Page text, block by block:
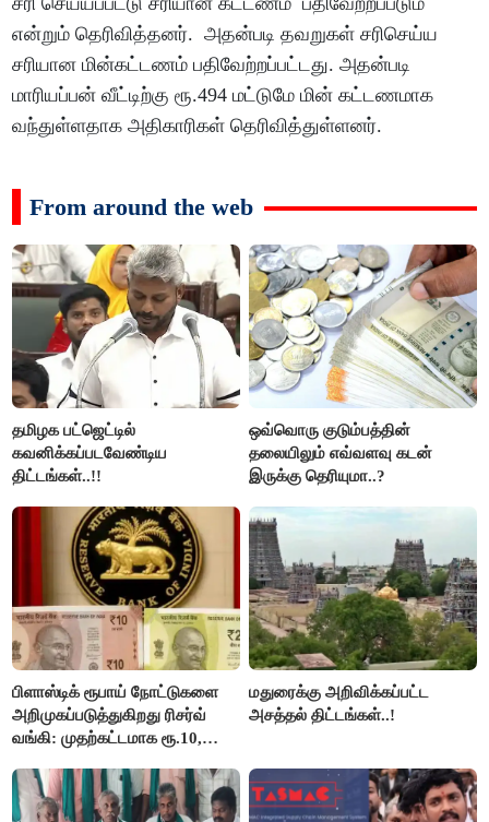
என்றும் தெரிவித்தனர். அதன்படி தவறுகள் சரிசெய்ய
சரியான மின்கட்டணம் பதிவேற்றப்பட்டது. அதன்படி
மாரியப்பன் வீட்டிற்கு ரூ.494 மட்டுமே மின் கட்டணமாக
வந்துள்ளதாக அதிகாரிகள் தெரிவித்துள்ளனர்.
From around the web
தமிழக பட்ஜெட்டில்
கவனிக்கப்படவேண்டிய
திட்டங்கள்..!!
ஒவ்வொரு குடும்பத்தின்
தலையிலும் எவ்வளவு கடன்
இருக்கு தெரியுமா..?
பிளாஸ்டிக் ரூபாய் நோட்டுகளை
அறிமுகப்படுத்துகிறது ரிசர்வ்
வங்கி: முதற்கட்டமாக ரூ.10,
மதுரைக்கு அறிவிக்கப்பட்ட
அசத்தல் திட்டங்கள்..!